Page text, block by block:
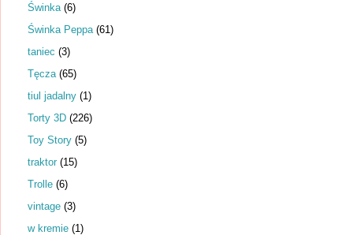
Świnka (6)
Świnka Peppa (61)
taniec (3)
Tęcza (65)
tiul jadalny (1)
Torty 3D (226)
Toy Story (5)
traktor (15)
Trolle (6)
vintage (3)
w kremie (1)